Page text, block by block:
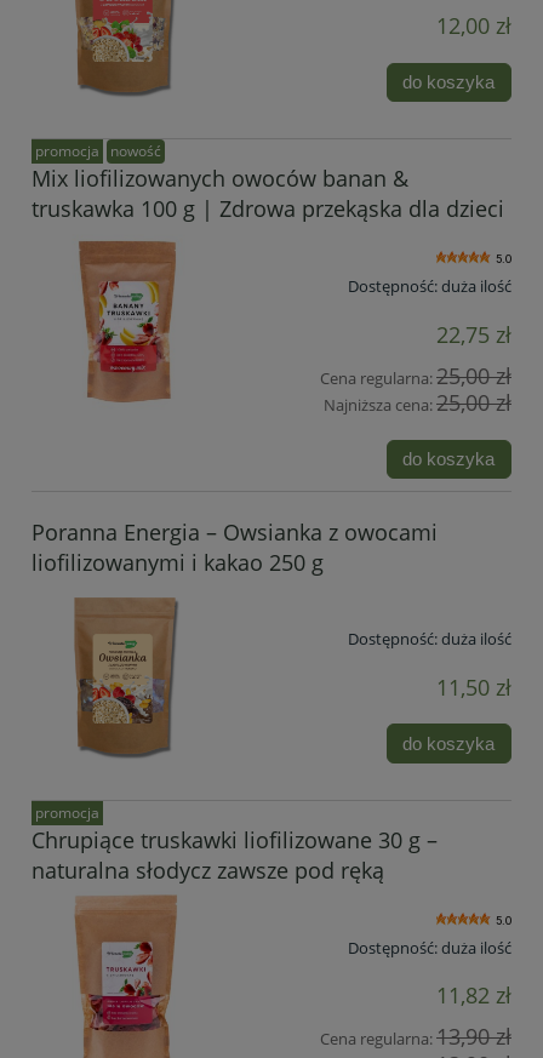
12,00 zł
do koszyka
Mix liofilizowanych owoców banan &
truskawka 100 g | Zdrowa przekąska dla dzieci
5.0
Dostępność:duża ilość
22,75 zł
Cena regularna:25,00 zł
Najniższa cena:25,00 zł
do koszyka
promocja nowość
Poranna Energia – Owsianka z owocami
liofilizowanymi i kakao 250 g
Dostępność:duża ilość
11,50 zł
do koszyka
Chrupiące truskawki liofilizowane 30 g –
naturalna słodycz zawsze pod ręką
5.0
Dostępność:duża ilość
11,82 zł
Cena regularna:13,90 zł
promocja